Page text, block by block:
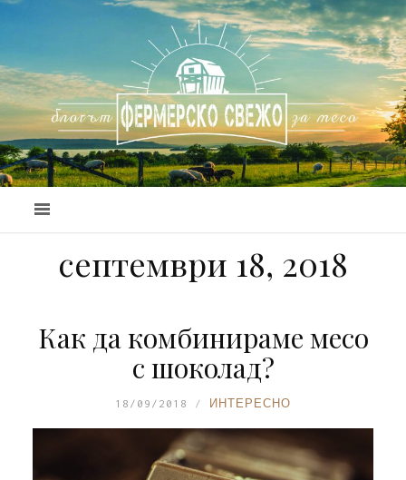
септември 18, 2018
Как да комбинираме месо
с шоколад?
18/09/2018 ИНТЕРЕСНО